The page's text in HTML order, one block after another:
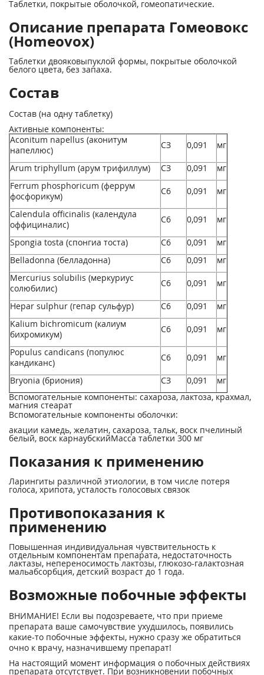
Таблетки, покрытые оболочкой, гомеопатические.
Описание препарата Гомеовокс
(Homeovox)
Таблетки двояковыпуклой формы, покрытые оболочкой
белого цвета, без запаха.
Состав
Состав (на одну таблетку)
Активные компоненты:
Aconitum napellus (аконитум
напеллюс)
СЗ 0,091 мг
Arum triphyllum (арум трифиллум) СЗ 0,091
мг
Ferrum phosphoricum (феррум
фосфорикум)
С6 0,091 мг
Calendula officinalis (календула
оффициналис)
С6 0,091 мг
Spongia tosta (спонгиа тоста) С6 0,091
мг
Belladonna (белладонна)
С6 0,091
мг
Mercurius solubilis (меркуриус
солюбилис)
С6 0,091 мг
Hepar sulphur (гепар сульфур) С6 0,091
мг
Kalium bichromicum (калиум
бихромикум)
С6 0,091 мг
Populus candicans (популюс
кандиканс)
С6 0,091 мг
Bryonia (бриония) СЗ 0,091
мг
Вспомогательные компоненты: сахароза, лактоза, крахмал,
магния стеарат
Вспомогательные компоненты оболочки:
акации камедь, желатин, сахароза, тальк, воск пчелиный
белый, воск карнаубскийМасса таблетки 300 мг
Показания к применению
Ларингиты различной этиологии, в том числе потеря
голоса, хрипота, усталость голосовых связок
Противопоказания к
применению
Повышенная индивидуальная чувствительность к
отдельным компонентам препарата, недостаточность
лактазы, непереносимость лактозы, глюкозо-галактозная
мальабсорбция, детский возраст до 1 года.
Возможные побочные эффекты
ВНИМАНИЕ! Если вы подозреваете, что при приеме
препарата ваше самочувствие ухудшилось, появились
какие-то побочные эффекты, нужно сразу же обратиться
очно к врачу, назначившему препарат!
На настоящий момент информация о побочных действиях
препарата отсутствует. При возникновении побочных